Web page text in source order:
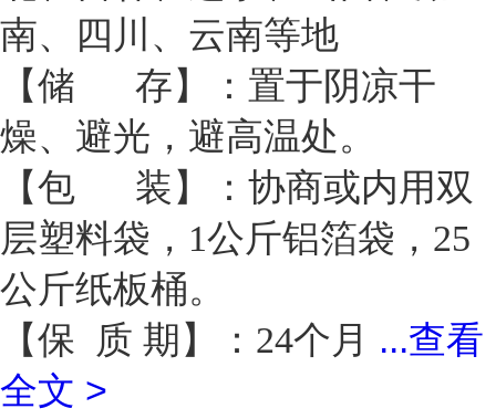
南、四川、云南等地
【储 存】：置于阴凉干
燥、避光，避高温处。
【包 装】：协商或内用双
层塑料袋，1公斤铝箔袋，25
公斤纸板桶。
【保 质 期】：24个月 ...查看
全文 >